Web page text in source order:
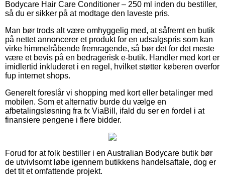
Bodycare Hair Care Conditioner – 250 ml inden du bestiller,
så du er sikker på at modtage den laveste pris.
Man bør trods alt være omhyggelig med, at såfremt en butik
på nettet annoncerer et produkt for en udsalgspris som kan
virke himmelråbende fremragende, så bør det for det meste
være et bevis på en bedragerisk e-butik. Handler med kort er
imidlertid inkluderet i en regel, hvilket støtter køberen overfor
fup internet shops.
Generelt foreslår vi shopping med kort eller betalinger med
mobilen. Som et alternativ burde du vælge en
afbetalingsløsning fra fx ViaBill, ifald du ser en fordel i at
finansiere pengene i flere bidder.
Forud for at folk bestiller i en Australian Bodycare butik bør
de utvivlsomt løbe igennem butikkens handelsaftale, dog er
det tit et omfattende projekt.